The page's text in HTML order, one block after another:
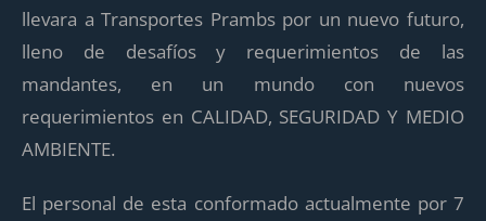
llevara a Transportes Prambs por un nuevo futuro,
lleno de desafíos y requerimientos de las
mandantes, en un mundo con nuevos
requerimientos en CALIDAD, SEGURIDAD Y MEDIO
AMBIENTE.
El personal de esta conformado actualmente por 7